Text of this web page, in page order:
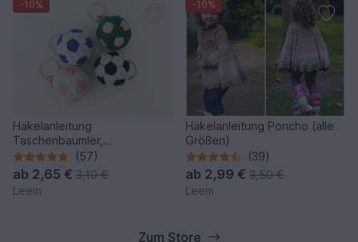
-10%
Häkelanleitung
Taschenbaumler,
Schlüsselanhänger "Fußball"
(57)
ab 2,65 € 3,10 €
Leem
-10%
Häkelanleitung Poncho (alle
Größen)
(39)
ab 2,99 € 3,50 €
Leem
Zum Store